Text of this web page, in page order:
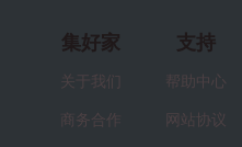
集好家
关于我们
商务合作
支持
帮助中心
网站协议